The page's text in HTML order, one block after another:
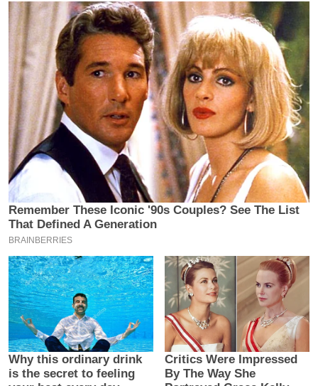
ज्ञ
रा
य
ब
ज
ट
खे
ल
क्रि
के
ट
I
P
L
2
0
2
6
क्रा
इ